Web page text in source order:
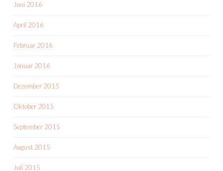
Juni 2016
April 2016
Februar 2016
Januar 2016
Dezember 2015
Oktober 2015
September 2015
August 2015
Juli 2015